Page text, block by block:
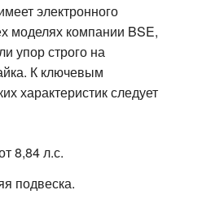
электронного
моделях компании BSE,
упор строго на
К ключевым
характеристик следует
8,84 л.с.
подвеска.